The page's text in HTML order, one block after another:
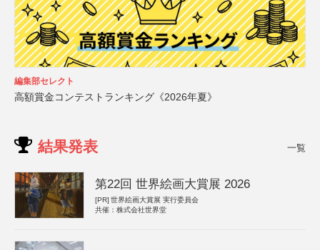
編集部セレクト
高額賞金コンテストランキング《2026年夏》
結果発表 一覧
第22回 世界絵画大賞展 2026
[PR] 世界絵画大賞展 実行委員会
共催：株式会社世界堂